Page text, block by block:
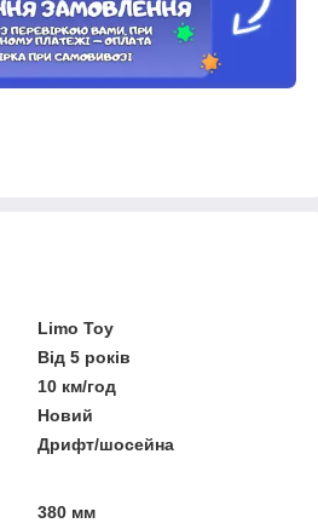
Limo Toy
Від 5 років
10 км/год
Новий
Дрифт/шосейна
380 мм